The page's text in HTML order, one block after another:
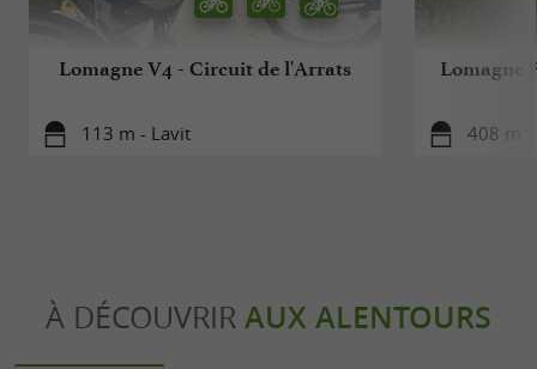
Lomagne V4 - Circuit de l'Arrats
113 m - Lavit
Lomagne
408 m -
À DÉCOUVRIR AUX ALENTOURS